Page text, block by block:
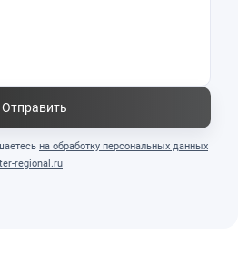
Отправить
на обработку персональных данных
regional.ru